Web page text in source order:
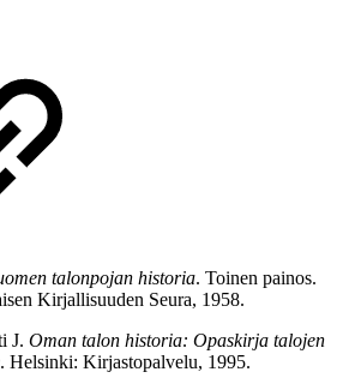
talonpojan historia. Toinen painos.
Kirjallisuuden Seura, 1958.
J. Oman talon historia: Opaskirja talojen
. Helsinki: Kirjastopalvelu, 1995.